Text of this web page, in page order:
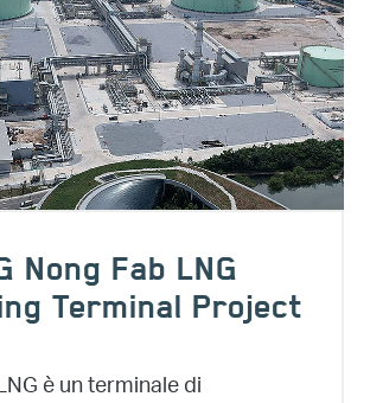
Nong Fab LNG
Terminal Project
è un terminale di